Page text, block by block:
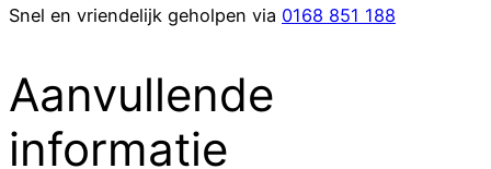
Snel en vriendelijk geholpen via 0168 851 188
Aanvullende
informatie